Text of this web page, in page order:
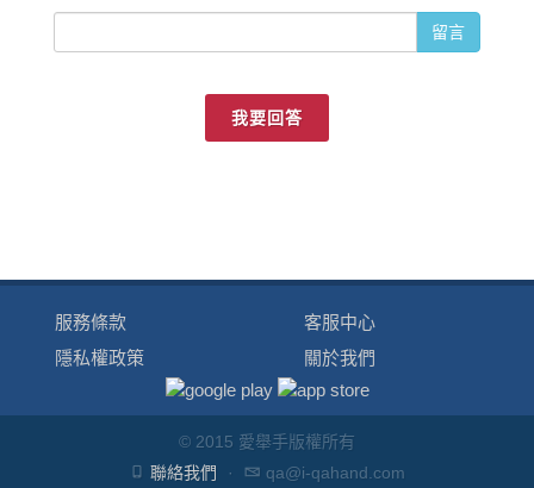
留言
我要回答
服務條款
隱私權政策
客服中心
關於我們
© 2015 愛舉手版權所有
聯絡我們
· qa@i-qahand.com